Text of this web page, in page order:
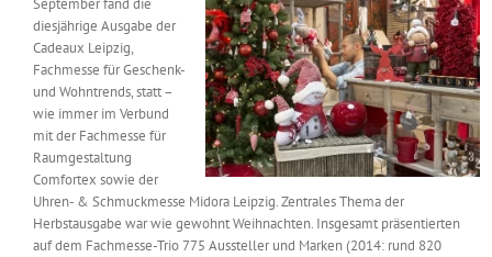
Kontakt
Messen & Events
Unternehmen
Interviews
Wissen
September fand die
diesjährige Ausgabe der
Cadeaux Leipzig,
Fachmesse für Geschenk-
und Wohntrends, statt –
wie immer im Verbund
mit der Fachmesse für
Raumgestaltung
Comfortex sowie der
Uhren- & Schmuckmesse Midora Leipzig. Zentrales Thema der
Herbstausgabe war wie gewohnt Weihnachten. Insgesamt präsentierten
auf dem Fachmesse-Trio 775 Aussteller und Marken (2014: rund 820